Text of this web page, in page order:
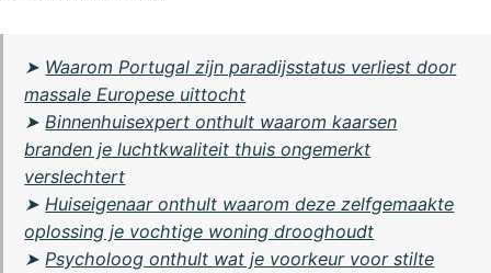
➤ Waarom Portugal zijn paradijsstatus verliest door
massale Europese uittocht
➤ Binnenhuisexpert onthult waarom kaarsen
branden je luchtkwaliteit thuis ongemerkt
verslechtert
➤ Huiseigenaar onthult waarom deze zelfgemaakte
oplossing je vochtige woning drooghoudt
➤ Psycholoog onthult wat je voorkeur voor stilte